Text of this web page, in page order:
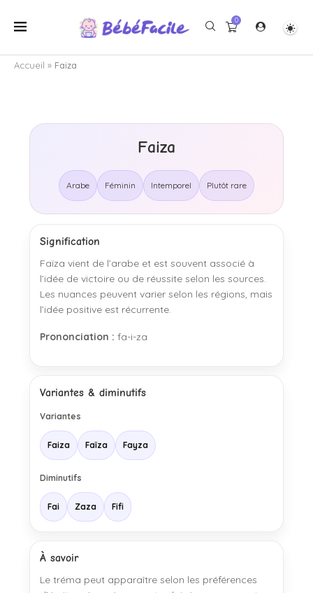
0
Accueil » Faiza
Faiza
Arabe Féminin Intemporel Plutôt rare
Signification
Faïza vient de l’arabe et est souvent associé à
l’idée de victoire ou de réussite selon les sources.
Les nuances peuvent varier selon les régions, mais
l’idée positive est récurrente.
Prononciation : fa-i-za
Variantes & diminutifs
Variantes
Faiza Faïza Fayza
Diminutifs
Fai Zaza Fifi
À savoir
Le tréma peut apparaître selon les préférences